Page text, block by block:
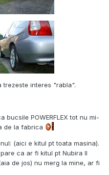
trezeste interes "rabla".
POWERFLEX tot nu mi-
de la fabrica
(aici e kitul pt toata masina).
ca ar fi kitul pt Nubira II
de jos) nu merg la mine, ar fi